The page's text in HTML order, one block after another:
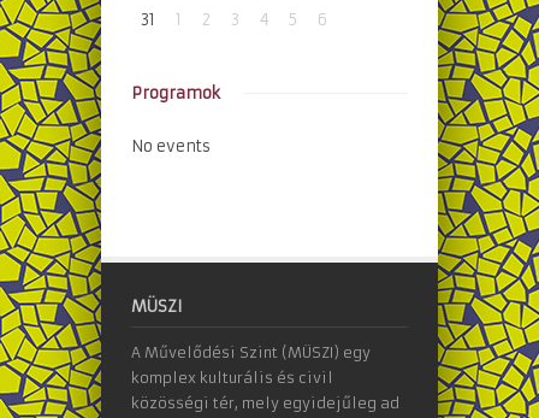
31
1 2 3 4 5 6
Programok
No events
MÜSZI
A Művelődési Szint (MÜSZI) egy
komplex kulturális és civil
közösségi tér, mely egyidejűleg ad